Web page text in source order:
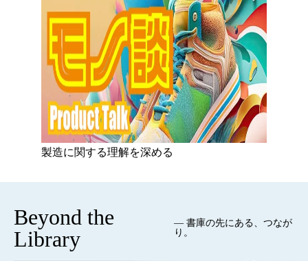
製造に関する理解を深める
Beyond the
Library
— 書庫の先にある、つなが
り。